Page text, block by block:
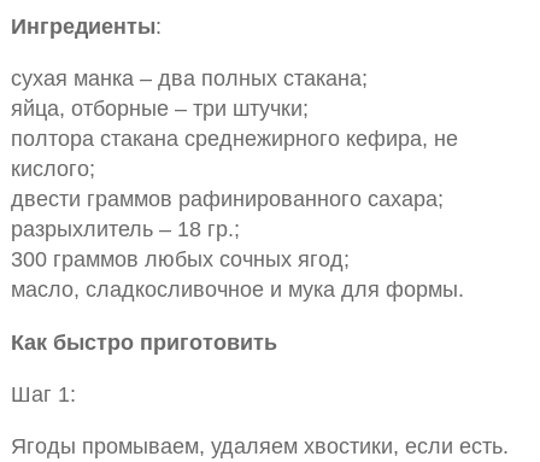
Ингредиенты:
сухая манка – два полных стакана;
яйца, отборные – три штучки;
полтора стакана среднежирного кефира, не
кислого;
двести граммов рафинированного сахара;
разрыхлитель – 18 гр.;
300 граммов любых сочных ягод;
масло, сладкосливочное и мука для формы.
Как быстро приготовить
Шаг 1:
Ягоды промываем, удаляем хвостики, если есть.